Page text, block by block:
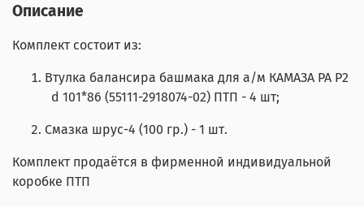
Описание
Комплект состоит из:
Втулка балансира башмака для а/м КАМАЗА PA P2
d 101*86 (55111-2918074-02) ПТП - 4 шт;
Смазка шрус-4 (100 гр.) - 1 шт.
Комплект продаётся в фирменной индивидуальной
коробке ПТП